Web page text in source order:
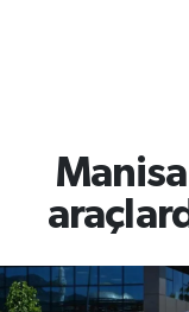
RESMİ
Gencsesfm